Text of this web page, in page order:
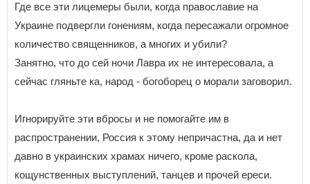
Где все эти лицемеры были, когда православие на
Украине подвергли гонениям, когда пересажали огромное
количество священников, а многих и убили?
Занятно, что до сей ночи Лавра их не интересовала, а
сейчас гляньте ка, народ - богоборец о морали заговорил.
Игнорируйте эти вбросы и не помогайте им в
распространении, Россия к этому непричастна, да и нет
давно в украинских храмах ничего, кроме раскола,
кощунственных выступлений, танцев и прочей ереси.